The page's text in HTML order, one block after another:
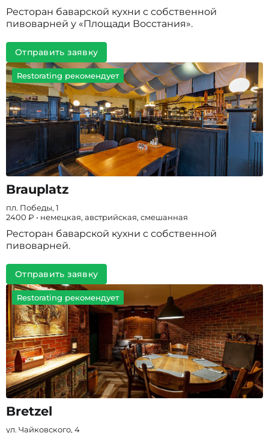
Ресторан баварской кухни с собственной
пивоварней у «Площади Восстания».
Отправить заявку
Restorating рекомендует
Brauplatz
пл. Победы, 1
2400 ₽ • немецкая, австрийская, смешанная
Ресторан баварской кухни с собственной
пивоварней.
Отправить заявку
Restorating рекомендует
Bretzel
ул. Чайковского, 4